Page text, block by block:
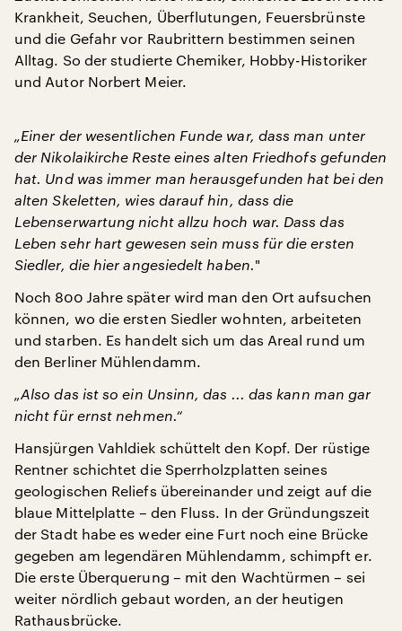
Krankheit, Seuchen, Überflutungen, Feuersbrünste
und die Gefahr vor Raubrittern bestimmen seinen
Alltag. So der studierte Chemiker, Hobby-Historiker
und Autor Norbert Meier.
„Einer der wesentlichen Funde war, dass man unter
der Nikolaikirche Reste eines alten Friedhofs gefunden
hat. Und was immer man herausgefunden hat bei den
alten Skeletten, wies darauf hin, dass die
Lebenserwartung nicht allzu hoch war. Dass das
Leben sehr hart gewesen sein muss für die ersten
Siedler, die hier angesiedelt haben."
Noch 800 Jahre später wird man den Ort aufsuchen
können, wo die ersten Siedler wohnten, arbeiteten
und starben. Es handelt sich um das Areal rund um
den Berliner Mühlendamm.
„Also das ist so ein Unsinn, das ... das kann man gar
nicht für ernst nehmen.“
Hansjürgen Vahldiek schüttelt den Kopf. Der rüstige
Rentner schichtet die Sperrholzplatten seines
geologischen Reliefs übereinander und zeigt auf die
blaue Mittelplatte – den Fluss. In der Gründungszeit
der Stadt habe es weder eine Furt noch eine Brücke
gegeben am legendären Mühlendamm, schimpft er.
Die erste Überquerung – mit den Wachtürmen – sei
weiter nördlich gebaut worden, an der heutigen
Rathausbrücke.